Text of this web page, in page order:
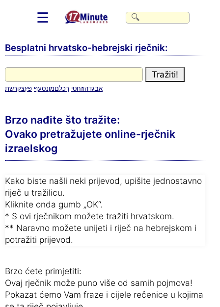
☰
Besplatni hrvatsko-hebrejski rječnik:
אבגדהוזחטי ךכלםמןנסעף פץצקרשת
Brzo nađite što tražite:
Ovako pretražujete online-rječnik
izraelskog
Kako biste našli neki prijevod, upišite jednostavno
riječ u tražilicu.
Kliknite onda gumb „OK“.
* S ovi rječnikom možete tražiti hrvatskom.
** Naravno možete unijeti i riječ na hebrejskom i
potražiti prijevod.
Brzo ćete primjetiti:
Ovaj rječnik može puno više od samih pojmova!
Pokazat ćemo Vam fraze i cijele rečenice u kojima